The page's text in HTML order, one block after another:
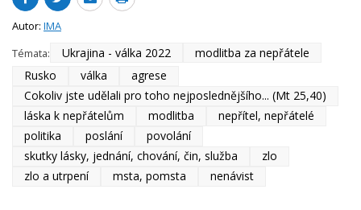
Autor: IMA
Témata:
Ukrajina - válka 2022
modlitba za nepřátele
Rusko
válka
agrese
Cokoliv jste udělali pro toho nejposlednějšího... (Mt 25,40)
láska k nepřátelům
modlitba
nepřítel, nepřátelé
politika
poslání
povolání
skutky lásky, jednání, chování, čin, služba
zlo
zlo a utrpení
msta, pomsta nenávist